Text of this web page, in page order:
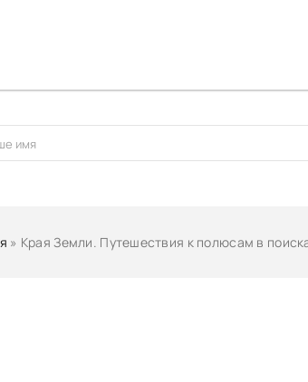
» Края Земли. Путешествия к полюсам в